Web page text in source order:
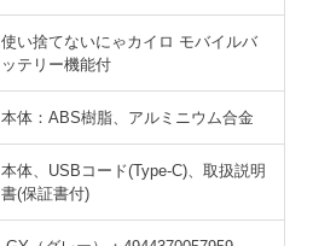
使い捨てないにゃカイロ モバイルバ
ッテリー機能付
本体：ABS樹脂、アルミニウム合金
本体、USBコード(Type-C)、取扱説明
書(保証書付)